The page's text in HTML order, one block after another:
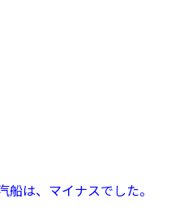
船は、マイナスでした。